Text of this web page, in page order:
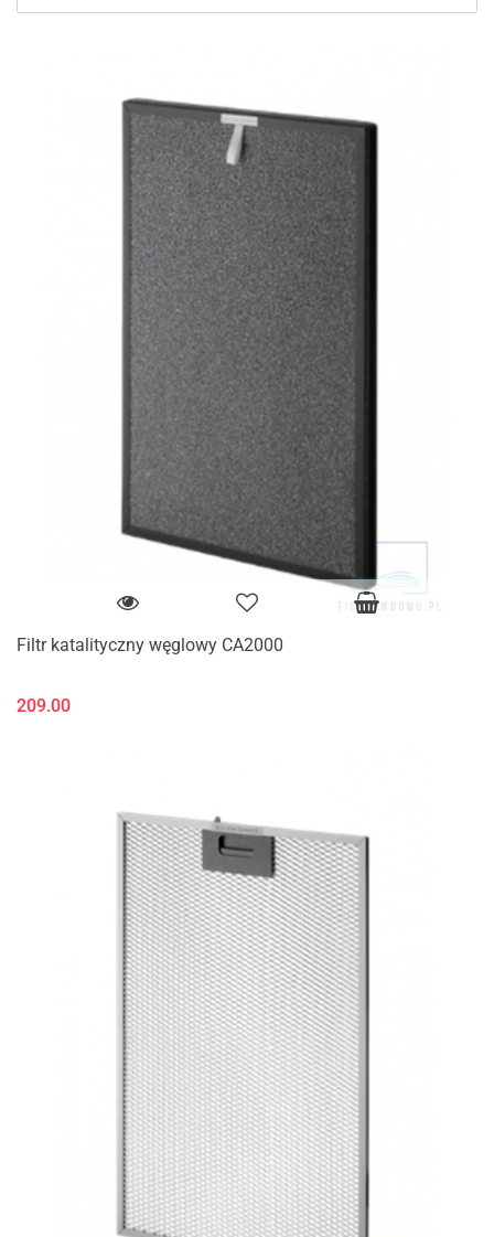
Filtr katalityczny węglowy CA2000
209.00